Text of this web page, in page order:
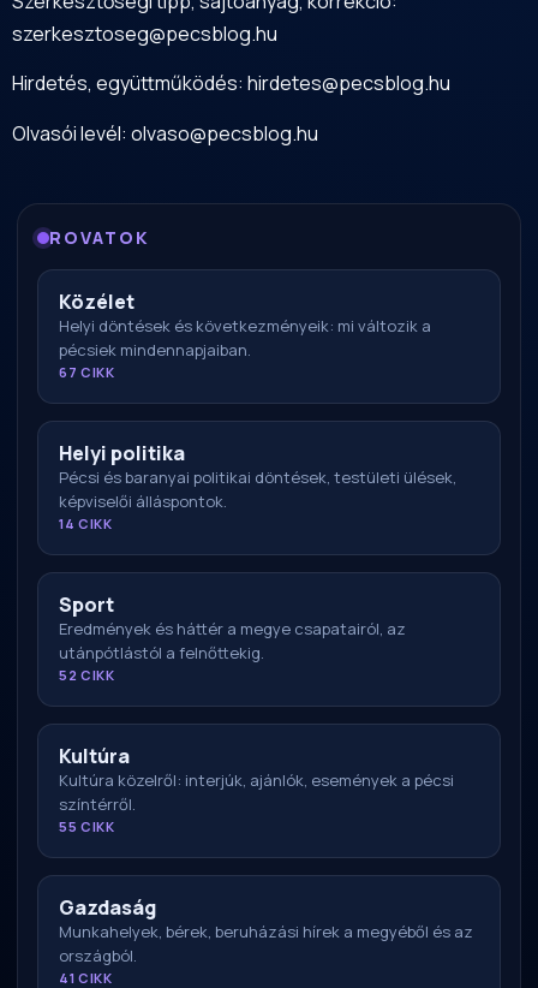
szerkesztoseg@pecsblog.hu
Hirdetés, együttműködés: hirdetes@pecsblog.hu
Olvasói levél: olvaso@pecsblog.hu
ROVATOK
Közélet
Helyi döntések és következményeik: mi változik a
pécsiek mindennapjaiban.
67 CIKK
Helyi politika
Pécsi és baranyai politikai döntések, testületi ülések,
képviselői álláspontok.
14 CIKK
Sport
Eredmények és háttér a megye csapatairól, az
utánpótlástól a felnőttekig.
52 CIKK
Kultúra
Kultúra közelről: interjúk, ajánlók, események a pécsi
színtérről.
55 CIKK
Gazdaság
Munkahelyek, bérek, beruházási hírek a megyéből és az
országból.
41 CIKK